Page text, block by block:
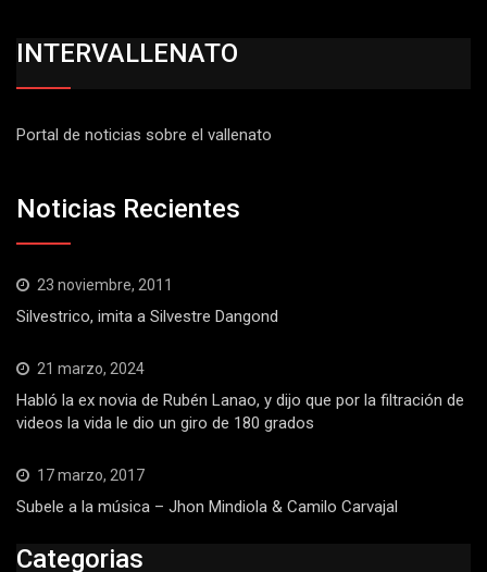
INTERVALLENATO
Portal de noticias sobre el vallenato
Noticias Recientes
23 noviembre, 2011
Silvestrico, imita a Silvestre Dangond
21 marzo, 2024
Habló la ex novia de Rubén Lanao, y dijo que por la filtración de
videos la vida le dio un giro de 180 grados
17 marzo, 2017
Subele a la música – Jhon Mindiola & Camilo Carvajal
Categorias